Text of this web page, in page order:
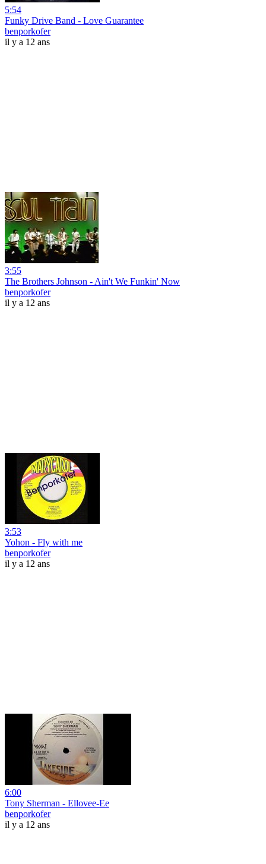
5:54
Funky Drive Band - Love Guarantee
benporkofer
il y a 12 ans
3:55
The Brothers Johnson - Ain't We Funkin' Now
benporkofer
il y a 12 ans
3:53
Yohon - Fly with me
benporkofer
il y a 12 ans
6:00
Tony Sherman - Ellovee-Ee
benporkofer
il y a 12 ans